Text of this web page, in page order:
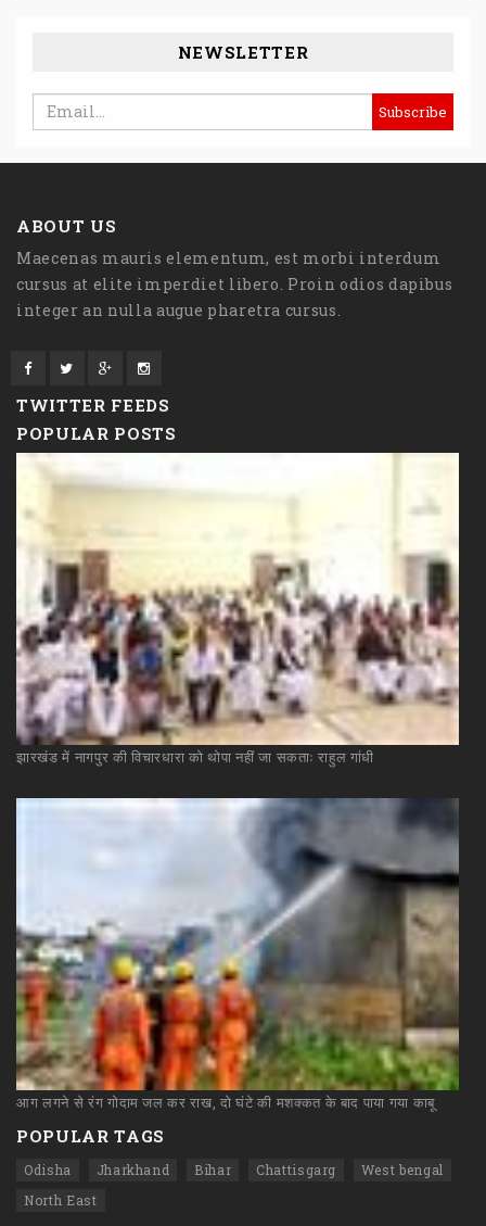
NEWSLETTER
ABOUT US
Maecenas mauris elementum, est morbi interdum
cursus at elite imperdiet libero. Proin odios dapibus
integer an nulla augue pharetra cursus.
TWITTER FEEDS
POPULAR POSTS
झारखंड में नागपुर की विचारधारा को थोपा नहीं जा सकताः राहुल गांधी
आग लगने से रंग गोदाम जल कर राख, दो घंटे की मशक्कत के बाद पाया गया काबू
POPULAR TAGS
Odisha Jharkhand Bihar Chattisgarg
West bengal
North East